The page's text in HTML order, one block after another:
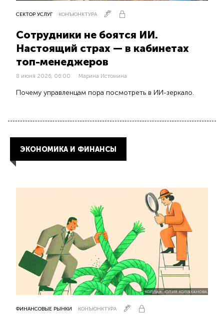
СЕКТОР УСЛУГ КОНЪЮНКТУРА
Сотрудники не боятся ИИ.
Настоящий страх — в кабинетах
топ-менеджеров
8 июня 2026, 06:00 Марина Истомина
Почему управленцам пора посмотреть в ИИ-зеркало.
ЭКОНОМИКА И ФИНАНСЫ
КОЛЛАЖ: ЮЛИЯ КОЛЫХАНОВА
ФИНАНСОВЫЕ РЫНКИ КОНЪЮНКТУРА